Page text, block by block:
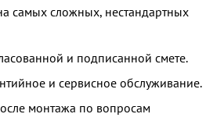
самых сложных, нестандартных
и подписанной смете.
и сервисное обслуживание.
монтажа по вопросам